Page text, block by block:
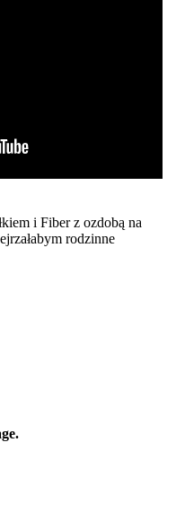
i Fiber z ozdobą na
rodzinne